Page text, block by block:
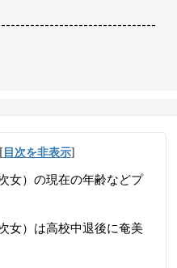
[目次を非表示]
女）の現在の年齢などプ
女）は高校中退後に奄美